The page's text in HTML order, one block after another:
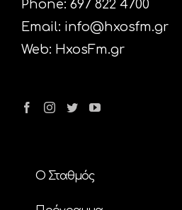
Phone: 697 822 4700
Email: info@hxosfm.gr
Web: HxosFm.gr
Ο Σταθμός